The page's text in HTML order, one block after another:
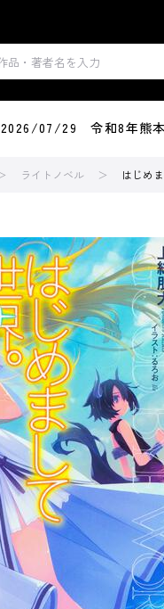
2026/07/29 令和8年熊本
ライトノベル はじめ